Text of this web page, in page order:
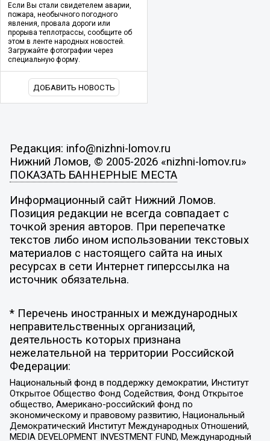
Если Вы стали свидетелем аварии,
пожара, необычного погодного
явления, провала дороги или
прорыва теплотрассы, сообщите об
этом в ленте народных новостей.
Загружайте фотографии через
специальную форму.
ДОБАВИТЬ НОВОСТЬ
Редакция: info@nizhni-lomov.ru
Нижний Ломов, © 2005-2026 «nizhni-lomov.ru»
ПОКАЗАТЬ БАННЕРНЫЕ МЕСТА
Информационный сайт Нижний Ломов.
Позиция редакции не всегда совпадает с
точкой зрения авторов. При перепечатке
текстов либо ином использовании текстовых
материалов с настоящего сайта на иных
ресурсах в сети Интернет гиперссылка на
источник обязательна.
* Перечень иностранных и международных
неправительственных организаций,
деятельность которых признана
нежелательной на территории Российской
Федерации:
Национальный фонд в поддержку демократии, Институт
Открытое Общество Фонд Содействия, Фонд Открытое
общество, Американо-российский фонд по
экономическому и правовому развитию, Национальный
Демократический Институт Международных Отношений,
MEDIA DEVELOPMENT INVESTMENT FUND, Международный